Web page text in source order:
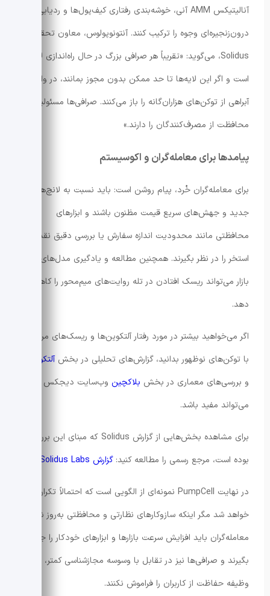
آنالیتیکس AMM آنی، خوشه‌بندی رفتاری کیف‌پول‌ها و ردیابی
درون‌زنجیره‌ای وجوه را ترکیب کنند. آنتونوپولوس، معاون تحقیقات
است و اگر این لایه‌ها تا حد ممکن بدون مجوز بمانند، در واقع
آبراهی از توکن‌های هزاران‌گانه را باز می‌کنند. صرافی‌ها مسئولیت
محافظت از مصرف‌کنندگان را دارند.»
پیامدها برای معامله‌گران و اکوسیستم
برای معامله‌گران خُرد، پیام روشن است: باید نسبت به لانچ‌های
جدید و جهش‌های سریع قیمت مظنون باشند و ابزارهای
محافظتی مانند محدودیت اندازه سفارش یا بررسی دقیق نقدینگی
استخر را در نظر بگیرند. همچنین مطالعه و یادگیری مدل‌های رفتار
بازار می‌تواند ریسک افتادن در تله روایت‌های میم‌محور را کاهش
دهد.
اگر می‌خواهید بیشتر در مورد رفتار آلتکوین‌ها و ریسک‌های مرتبط
با توکن‌های نوظهور بدانید، گزارش‌های تحلیلی در بخش آلتکوین‌ها
و بررسی‌های معماری در بخش بلاکچین وب‌سایت دیجکس
می‌تواند مفید باشد.
برای مشاهده بخش‌هایی از گزارش Solidus که مبنای این بررسی
بوده است، مرجع رسمی را مطالعه کنید: گزارش Solidus Labs
در نهایت PumpCell نمونه‌ای از الگویی است که احتمالاً تکرار
خواهد شد مگر اینکه سازوکارهای نظارتی و محافظتی به‌روز شوند.
معامله‌گران باید افزایش سرعت بازارها و ابزارهای خودکار را جدی
بگیرند و صرافی‌ها نیز در تقابل با وسوسه مجازشناسی کمتر،
وظیفه حفاظت از کاربران را فراموش نکنند.